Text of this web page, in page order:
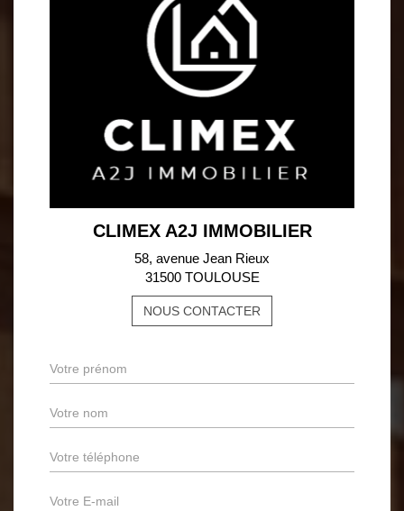
CLIMEX A2J IMMOBILIER
58, avenue Jean Rieux
31500 TOULOUSE
NOUS CONTACTER